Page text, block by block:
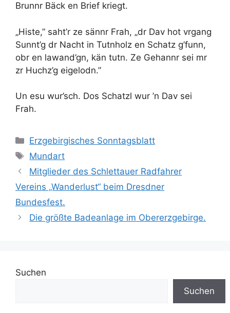
Brunnr Bäck en Brief kriegt.
„Histe,” saht’r ze sännr Frah, „dr Dav hot vrgang
Sunnt’g dr Nacht in Tutnholz en Schatz g’funn,
obr en lawand’gn, kän tutn. Ze Gehannr sei mr
zr Huchz’g eigelodn.”
Un esu wur’sch. Dos Schatzl wur ’n Dav sei
Frah.
Kategorien
Erzgebirgisches Sonntagsblatt
Schlagwörter
Mundart
Mitglieder des Schlettauer Radfahrer
Vereins „Wanderlust“ beim Dresdner
Bundesfest.
Die größte Badeanlage im Obererzgebirge.
Suchen
Suchen